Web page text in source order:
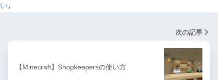
い。
次の記事
【Minecraft】Shopkeepersの使い方